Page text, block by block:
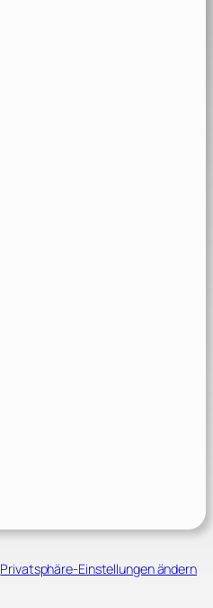
Privatsphäre-Einstellungen ändern